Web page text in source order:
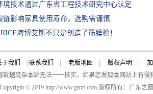
境技术通过广东省工程技术研究中心认定
链影响家具使用寿命，选购需谨慎
海博艾斯不只是创造了筋膜枪！
于我们 联系我们 老版地图 版权声明
据庞杂本站无法一一核实，如果您发现本网站上有侵
Copyright © 2019 http://www.gtrzf.com 版权所有：广东之